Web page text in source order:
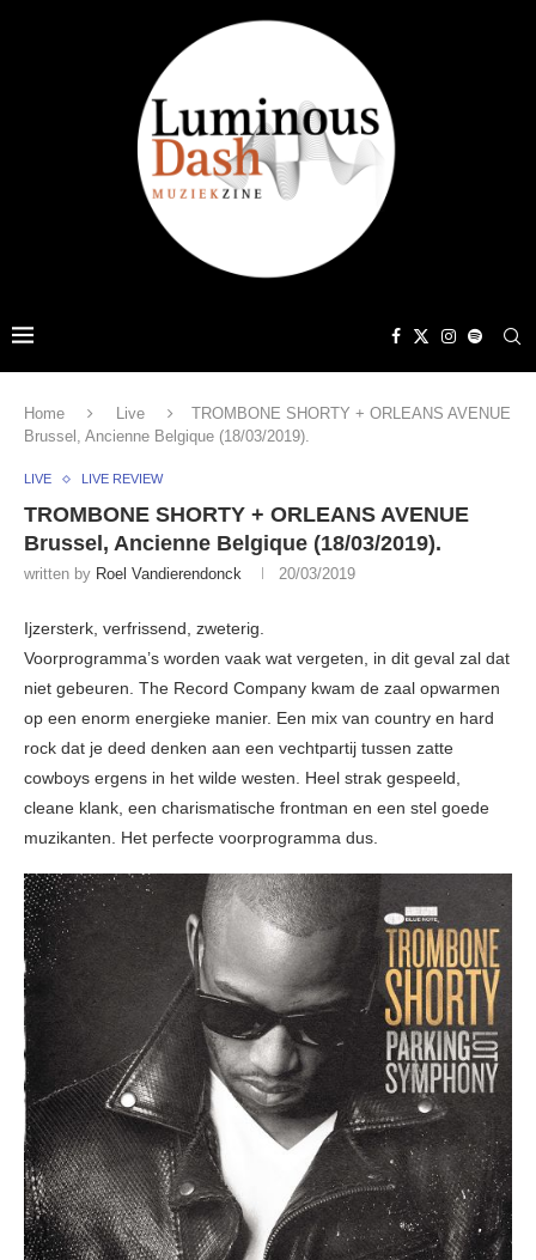
Home Live
TROMBONE SHORTY + ORLEANS AVENUE
Brussel, Ancienne Belgique (18/03/2019).
LIVE LIVE REVIEW
TROMBONE SHORTY + ORLEANS AVENUE
Brussel, Ancienne Belgique (18/03/2019).
written by Roel Vandierendonck 20/03/2019
Ijzersterk, verfrissend, zweterig.
Voorprogramma’s worden vaak wat vergeten, in dit geval zal dat
niet gebeuren. The Record Company kwam de zaal opwarmen
op een enorm energieke manier. Een mix van country en hard
rock dat je deed denken aan een vechtpartij tussen zatte
cowboys ergens in het wilde westen. Heel strak gespeeld,
cleane klank, een charismatische frontman en een stel goede
muzikanten. Het perfecte voorprogramma dus.